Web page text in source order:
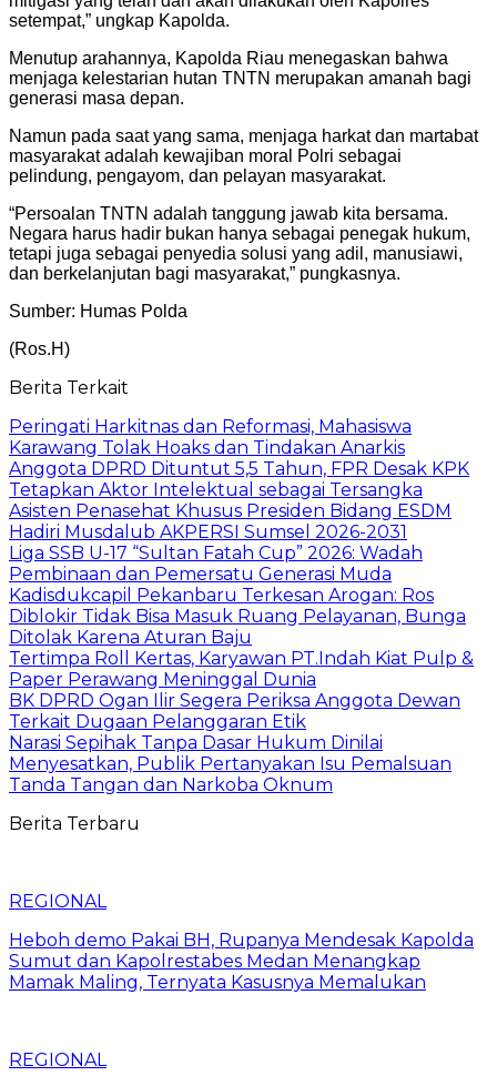
setempat,” ungkap Kapolda.
Menutup arahannya, Kapolda Riau menegaskan bahwa
menjaga kelestarian hutan TNTN merupakan amanah bagi
generasi masa depan.
Namun pada saat yang sama, menjaga harkat dan martabat
masyarakat adalah kewajiban moral Polri sebagai
pelindung, pengayom, dan pelayan masyarakat.
“Persoalan TNTN adalah tanggung jawab kita bersama.
Negara harus hadir bukan hanya sebagai penegak hukum,
tetapi juga sebagai penyedia solusi yang adil, manusiawi,
dan berkelanjutan bagi masyarakat,” pungkasnya.
Sumber: Humas Polda
(Ros.H)
Berita Terkait
Peringati Harkitnas dan Reformasi, Mahasiswa
Karawang Tolak Hoaks dan Tindakan Anarkis
Anggota DPRD Dituntut 5,5 Tahun, FPR Desak KPK
Tetapkan Aktor Intelektual sebagai Tersangka
Asisten Penasehat Khusus Presiden Bidang ESDM
Hadiri Musdalub AKPERSI Sumsel 2026-2031
Liga SSB U-17 “Sultan Fatah Cup” 2026: Wadah
Pembinaan dan Pemersatu Generasi Muda
Kadisdukcapil Pekanbaru Terkesan Arogan: Ros
Diblokir Tidak Bisa Masuk Ruang Pelayanan, Bunga
Ditolak Karena Aturan Baju
Tertimpa Roll Kertas, Karyawan PT.Indah Kiat Pulp &
Paper Perawang Meninggal Dunia
BK DPRD Ogan Ilir Segera Periksa Anggota Dewan
Terkait Dugaan Pelanggaran Etik
Narasi Sepihak Tanpa Dasar Hukum Dinilai
Menyesatkan, Publik Pertanyakan Isu Pemalsuan
Tanda Tangan dan Narkoba Oknum
Berita Terbaru
REGIONAL
Heboh demo Pakai BH, Rupanya Mendesak Kapolda
Sumut dan Kapolrestabes Medan Menangkap
Mamak Maling, Ternyata Kasusnya Memalukan
REGIONAL